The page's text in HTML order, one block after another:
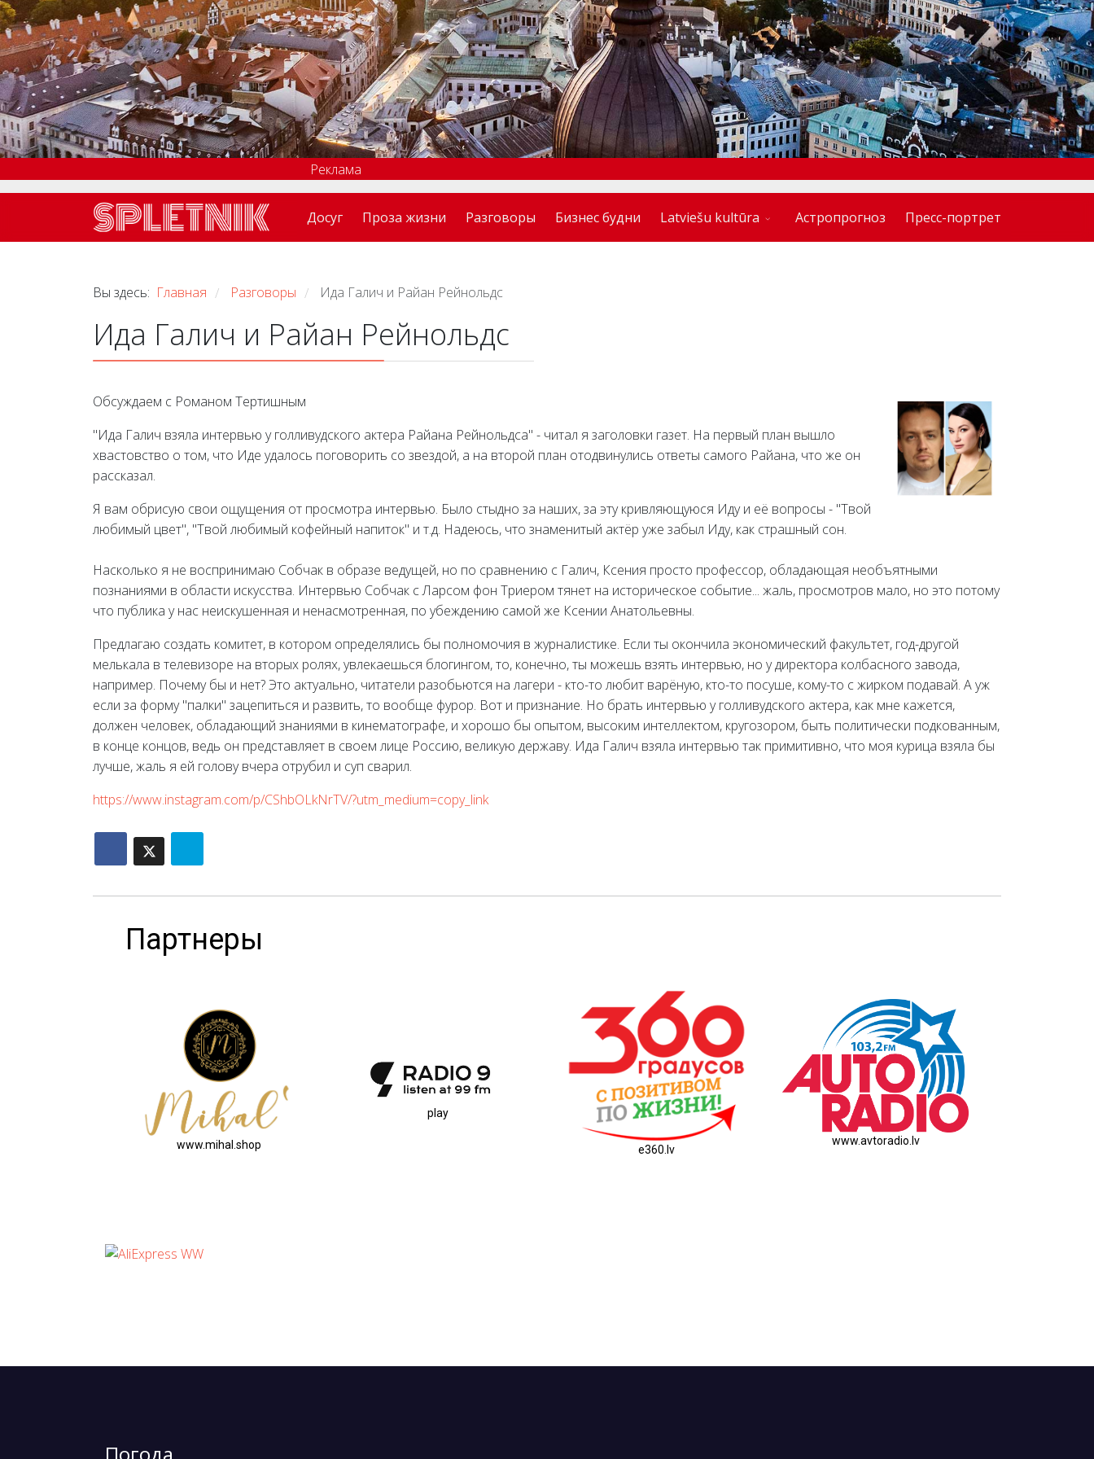
Реклама
Досуг Проза жизни Разговоры Бизнес будни Latviešu kultūra Астропрогноз Пресс-портрет
Вы здесь: Главная / Разговоры / Ида Галич и Райан Рейнольдс
Ида Галич и Райан Рейнольдс
Обсуждаем с Романом Тертишным
"Ида Галич взяла интервью у голливудского актера Райана Рейнольдса" - читал я заголовки газет. На первый план вышло
хвастовство о том, что Иде удалось поговорить со звездой, а на второй план отодвинулись ответы самого Райана, что же он
рассказал.
Я вам обрисую свои ощущения от просмотра интервью. Было стыдно за наших, за эту кривляющуюся Иду и её вопросы - "Твой
любимый цвет", "Твой любимый кофейный напиток" и т.д. Надеюсь, что знаменитый актёр уже забыл Иду, как страшный сон.
Насколько я не воспринимаю Собчак в образе ведущей, но по сравнению с Галич, Ксения просто профессор, обладающая необъятными
познаниями в области искусства. Интервью Собчак с Ларсом фон Триером тянет на историческое событие... жаль, просмотров мало, но это потому
что публика у нас неискушенная и ненасмотренная, по убеждению самой же Ксении Анатольевны.
Предлагаю создать комитет, в котором определялись бы полномочия в журналистике. Если ты окончила экономический факультет, год-другой
мелькала в телевизоре на вторых ролях, увлекаешься блогингом, то, конечно, ты можешь взять интервью, но у директора колбасного завода,
например. Почему бы и нет? Это актуально, читатели разобьются на лагери - кто-то любит варёную, кто-то посуше, кому-то с жирком подавай. А уж
если за форму "палки" зацепиться и развить, то вообще фурор. Вот и признание. Но брать интервью у голливудского актера, как мне кажется,
должен человек, обладающий знаниями в кинематографе, и хорошо бы опытом, высоким интеллектом, кругозором, быть политически подкованным,
в конце концов, ведь он представляет в своем лице Россию, великую державу. Ида Галич взяла интервью так примитивно, что моя курица взяла бы
лучше, жаль я ей голову вчера отрубил и суп сварил.
https://www.instagram.com/p/CShbOLkNrTV/?utm_medium=copy_link
Партнеры
www.mihal.shop
play
e360.lv
www.avtoradio.lv